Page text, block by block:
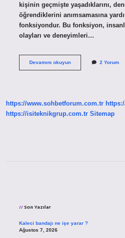
kişinin geçmişte yaşadıklarını,
öğrendiklerini anımsamasına
fonksiyondur. Bu fonksiyon,
olayları ve deneyimleri…
Devamını okuyunYad
2 Yorum
https://www.sohbetforum.com.tr
https://isiteknikgrup.com.tr Sitemap
Son Yazılar
Kaleci bandajı ne işe yarar ?
Ağustos 7, 2026